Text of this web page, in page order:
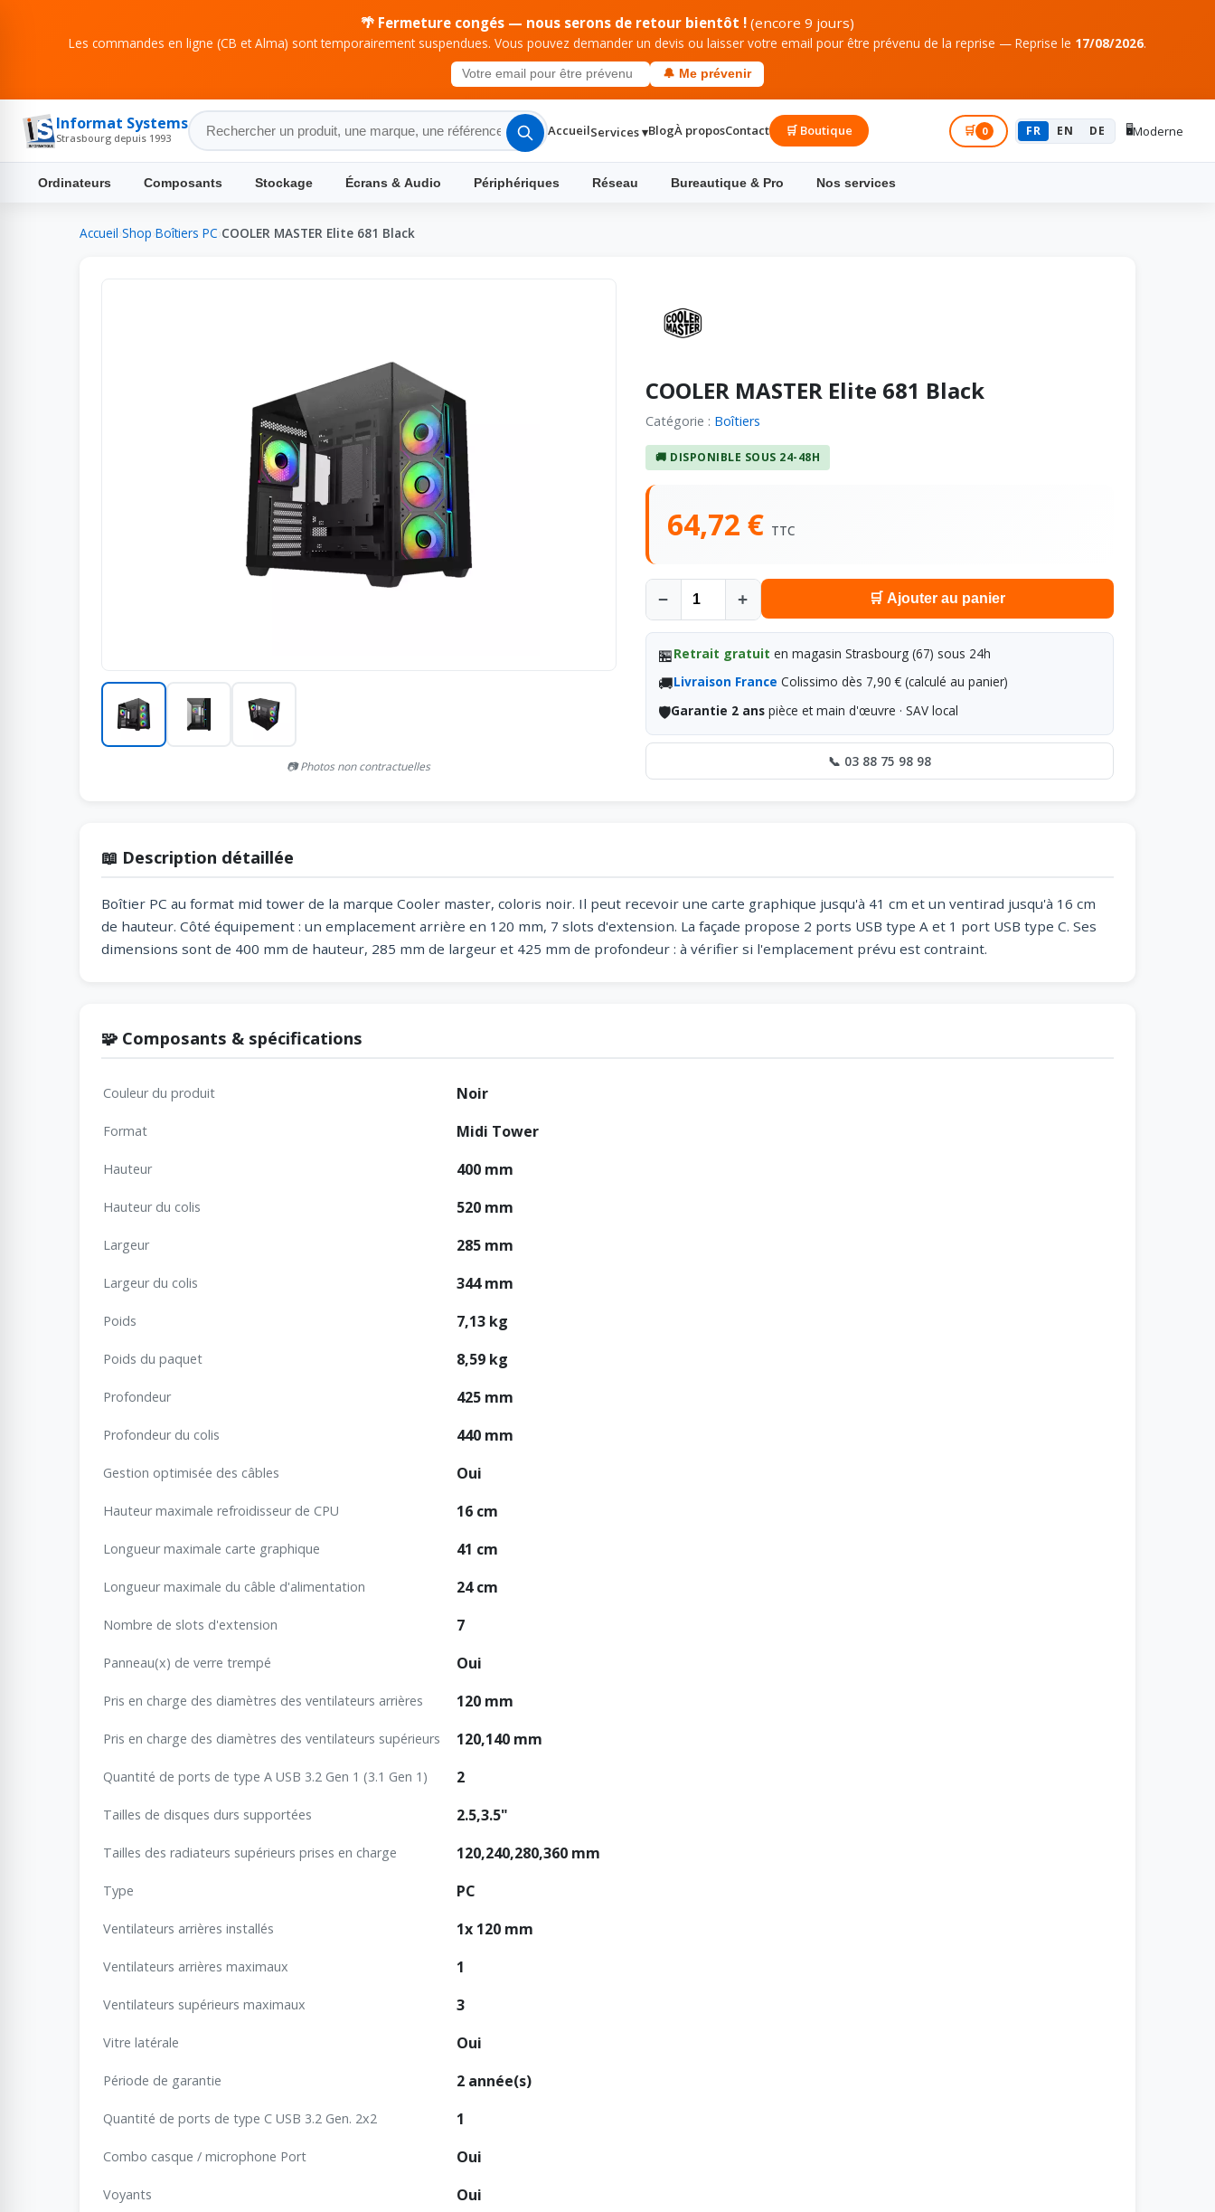
🌴 Fermeture congés — nous serons de retour bientôt ! (encore 9 jours)
Les commandes en ligne (CB et Alma) sont temporairement suspendues. Vous pouvez demander un devis ou laisser votre email pour être prévenu de la reprise — Reprise le 17/08/2026.
🔔 Me prévenir
Informat Systems
Strasbourg depuis 1993 AccueilServices ▾BlogÀ proposContact 🛒 Boutique 🛒 0 FR EN DE 🖥️Moderne
Ordinateurs Composants Stockage Écrans & Audio Périphériques Réseau Bureautique & Pro Nos services
Accueil Shop Boîtiers PC COOLER MASTER Elite 681 Black
📷 Photos non contractuelles
COOLER MASTER Elite 681 Black
Catégorie : Boîtiers
🚚 DISPONIBLE SOUS 24-48H
64,72 € TTC
− + 🛒 Ajouter au panier
🏪Retrait gratuit en magasin Strasbourg (67) sous 24h
🚚Livraison France Colissimo dès 7,90 € (calculé au panier)
🛡️Garantie 2 ans pièce et main d'œuvre · SAV local
📞 03 88 75 98 98
📖 Description détaillée
Boîtier PC au format mid tower de la marque Cooler master, coloris noir. Il peut recevoir une carte graphique jusqu'à 41 cm et un ventirad jusqu'à 16 cm
de hauteur. Côté équipement : un emplacement arrière en 120 mm, 7 slots d'extension. La façade propose 2 ports USB type A et 1 port USB type C. Ses
dimensions sont de 400 mm de hauteur, 285 mm de largeur et 425 mm de profondeur : à vérifier si l'emplacement prévu est contraint.
🧩 Composants & spécifications
Couleur du produit Noir
Format Midi Tower
Hauteur 400 mm
Hauteur du colis 520 mm
Largeur 285 mm
Largeur du colis 344 mm
Poids 7,13 kg
Poids du paquet 8,59 kg
Profondeur 425 mm
Profondeur du colis 440 mm
Gestion optimisée des câbles Oui
Hauteur maximale refroidisseur de CPU 16 cm
Longueur maximale carte graphique 41 cm
Longueur maximale du câble d'alimentation 24 cm
Nombre de slots d'extension 7
Panneau(x) de verre trempé Oui
Pris en charge des diamètres des ventilateurs arrières 120 mm
Pris en charge des diamètres des ventilateurs supérieurs 120,140 mm
Quantité de ports de type A USB 3.2 Gen 1 (3.1 Gen 1) 2
Tailles de disques durs supportées 2.5,3.5"
Tailles des radiateurs supérieurs prises en charge 120,240,280,360 mm
Type PC
Ventilateurs arrières installés 1x 120 mm
Ventilateurs arrières maximaux 1
Ventilateurs supérieurs maximaux 3
Vitre latérale Oui
Période de garantie 2 année(s)
Quantité de ports de type C USB 3.2 Gen. 2x2 1
Combo casque / microphone Port Oui
Voyants Oui